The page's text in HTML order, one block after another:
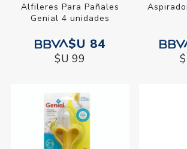
Alfileres Para Pañales
Genial 4 unidades
$U 84
$U 99